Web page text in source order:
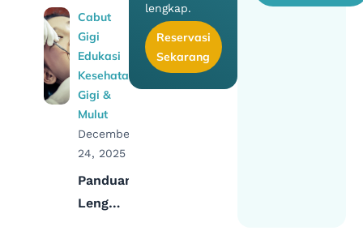
Bawah:
Prosedur,
Biaya &
Efeknya
Cabut
Gigi
Edukasi
Kesehatan
Gigi &
Mulut
December
24, 2025
Panduan
Lengkap
lengkap.
Reservasi
Sekarang